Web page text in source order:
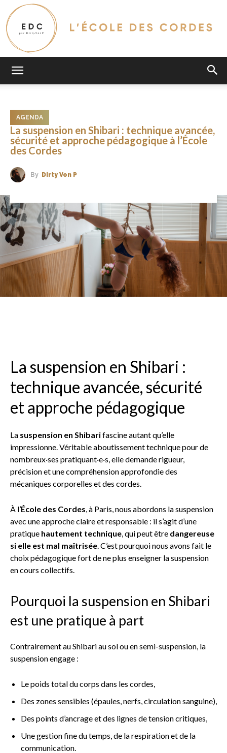
Des
AGENDA
La suspension en Shibari : technique avancée,
sécurité et approche pédagogique à l’École
des Cordes
By Dirty Von P
La suspension en Shibari :
technique avancée, sécurité
et approche pédagogique
La suspension en Shibarifascine autant qu’elle
impressionne. Véritable aboutissement technique pour de
nombreux·ses pratiquant·e·s, elle demande rigueur,
précision et une compréhension approfondie des
mécaniques corporelles et des cordes.
À l’École des Cordes, à Paris, nous abordons la suspension
avec une approche claire et responsable : il s’agit d’une
pratique hautement technique, qui peut être dangereuse
si elle est mal maîtrisée. C’est pourquoi nous avons fait le
choix pédagogique fort de ne plus enseigner la suspension
en cours collectifs.
Pourquoi la suspension en Shibari
est une pratique à part
Contrairement au Shibari au sol ou en semi-suspension, la
suspension engage :
Le poids total du corps dans les cordes,
Des zones sensibles (épaules, nerfs, circulation sanguine),
Des points d’ancrage et des lignes de tension critiques,
Une gestion fine du temps, de la respiration et de la
communication.